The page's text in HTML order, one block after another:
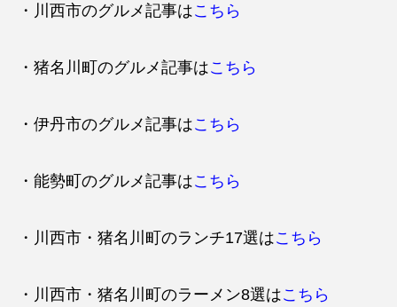
・川西市のグルメ記事はこちら
・猪名川町のグルメ記事はこちら
・伊丹市のグルメ記事はこちら
・能勢町のグルメ記事はこちら
・川西市・猪名川町のランチ17選はこちら
・川西市・猪名川町のラーメン8選はこちら